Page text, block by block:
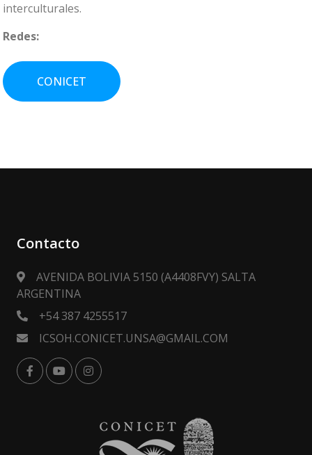
interculturales.
Redes:
CONICET
Contacto
AVENIDA BOLIVIA 5150 (A4408FVY) SALTA
ARGENTINA
+54 387 4255517
ICSOH.CONICET.UNSA@GMAIL.COM